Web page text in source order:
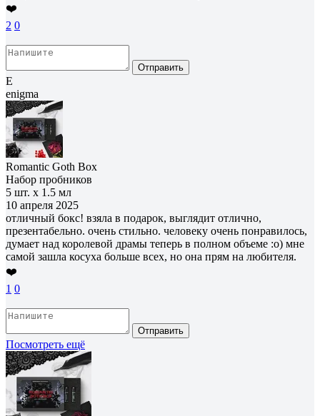
❤️
2 0
Отправить
E
enigma
Romantic Goth Box
Набор пробников
5 шт. х 1.5 мл
10 апреля 2025
отличный бокс! взяла в подарок, выглядит отлично,
презентабельно. очень стильно. человеку очень понравилось,
думает над королевой драмы теперь в полном объеме :о) мне
самой зашла косуха больше всех, но она прям на любителя.
❤️
1 0
Отправить
Посмотреть ещё